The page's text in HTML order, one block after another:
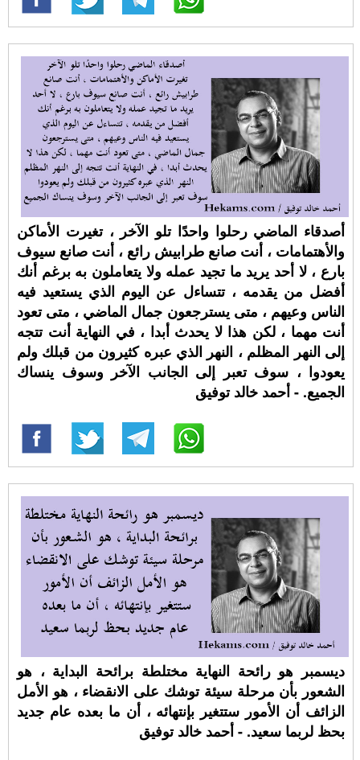
أصدقاء الماضي رحلوا واحدًا تلو الآخر ، تغيرت الأماكن
والأهتمامات ، أنت صانع طرابيش رائع ، أنت صانع سيوف
بارع ، لا أحد يريد ما تجيد عمله ولا يتعاملون به برغم أنك
أفضل من يقدمه ، تتساءل عن اليوم الذي يستعيد فيه
الناس وعيهم ، متى يسترجعون جمال الماضي ، متى تعود
أنت مهما ، لكن هذا لا يحدث أبدا ، في النهاية أنت تتجه
إلى النهر المظلم ، النهر الذي عبره كثيرون من قبلك ولم
يعودوا ، سوف تعبر إلى الجانب الآخر وسوف ينساك
الجميع. - أحمد خالد توفيق
ديسمبر هو رائحة النهاية مختلطة برائحة البداية ، هو
الشعور بأن مرحلة سيئة توشك على الانقضاء ، هو الأمل
الزائف أن الأمور ستتغير بإنتهائه ، أن ما بعده عام جديد
بحظ لربما سعيد. - أحمد خالد توفيق